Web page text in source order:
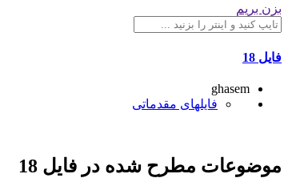
بزن بریم
فایل 18
ghasem
فایلهای مقدماتی
موضوعات مطرح شده در فایل 18